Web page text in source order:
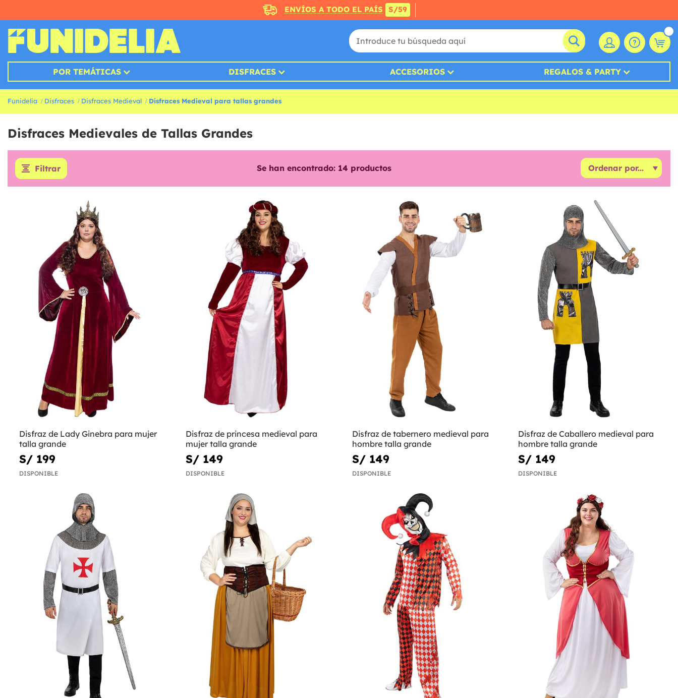
ENVÍOS A TODO EL PAÍS S/59
POR TEMÁTICAS DISFRACES ACCESORIOS REGALOS & PARTY
Funidelia Disfraces Disfraces Medieval Disfraces Medieval para tallas grandes
Disfraces Medievales de Tallas Grandes
Filtrar Se han encontrado: 14 productos
Disfraz de Lady Ginebra para mujer
talla grande
S/ 199
DISPONIBLE
Disfraz de princesa medieval para
mujer talla grande
S/ 149
DISPONIBLE
Disfraz de tabernero medieval para
hombre talla grande
S/ 149
DISPONIBLE
Disfraz de Caballero medieval para
hombre talla grande
S/ 149
DISPONIBLE